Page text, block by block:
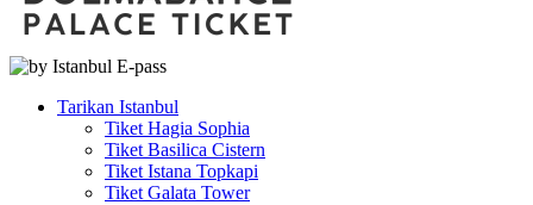
Tarikan Istanbul
Tiket Hagia Sophia
Tiket Basilica Cistern
Tiket Istana Topkapi
Tiket Galata Tower